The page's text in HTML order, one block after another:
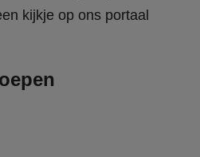
kijkje op ons portaal